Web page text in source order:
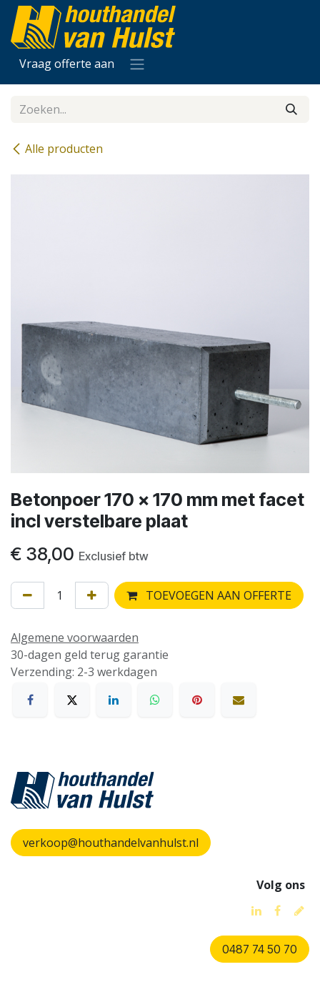
Overslaan naar inhoud
Vraag offerte aan
Alle producten
Betonpoer 170 x 170 mm met facet
incl verstelbare plaat
€ 38,00 Exclusief btw
TOEVOEGEN AAN OFFERTE
Algemene voorwaarden
30-dagen geld terug garantie
Verzending: 2-3 werkdagen
verkoop@houthandelvanhulst.nl
Volg ons
0487 74 50 70